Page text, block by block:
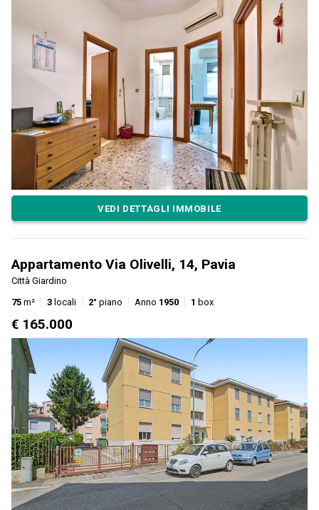
VEDI DETTAGLI IMMOBILE
Appartamento Via Olivelli, 14, Pavia
Città Giardino
75 m² 3 locali 2° piano Anno 1950 1 box
€ 165.000